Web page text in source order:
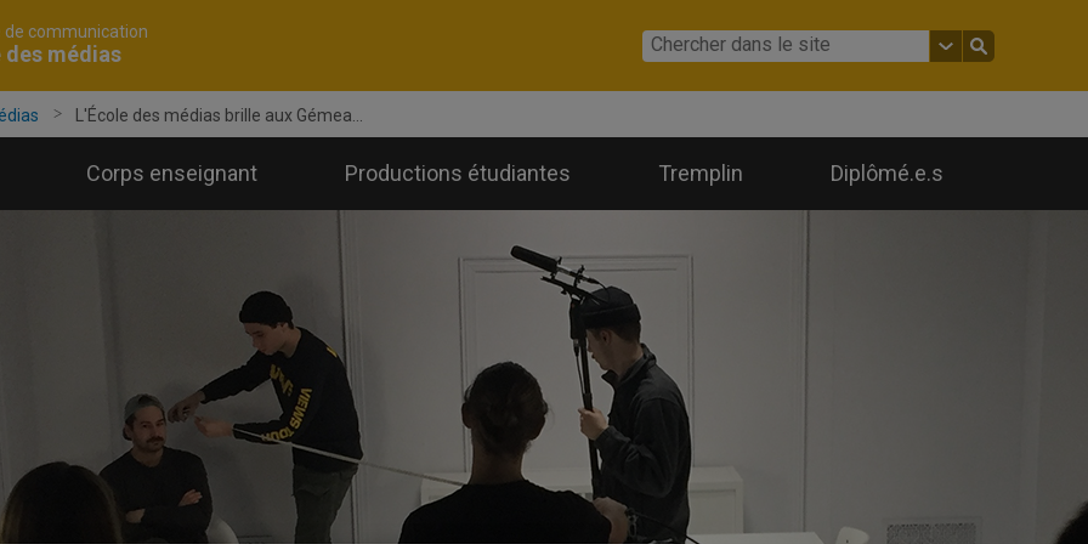
de communication
des médias
L'École des médias brille aux Gémea...
Corps enseignant Productions étudiantes Tremplin Diplômé.e.s